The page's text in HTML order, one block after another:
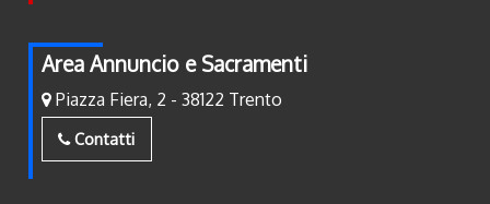
Area Annuncio e Sacramenti
Piazza Fiera, 2 - 38122 Trento
Contatti